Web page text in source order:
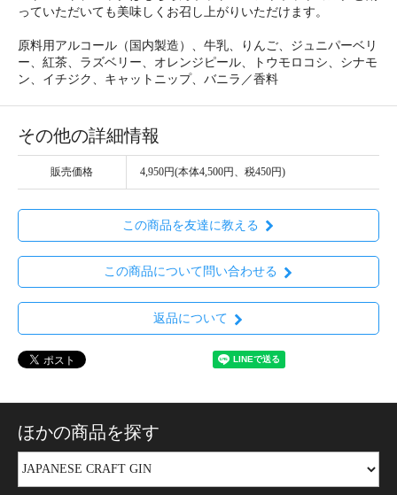
っていただいても美味しくお召し上がりいただけます。
原料用アルコール（国内製造）、牛乳、りんご、ジュニパーベリ
ー、紅茶、ラズベリー、オレンジピール、トウモロコシ、シナモ
ン、イチジク、キャットニップ、バニラ／香料
その他の詳細情報
販売価格 4,950円(本体4,500円、税450円)
この商品を友達に教える
この商品について問い合わせる
返品について
ほかの商品を探す